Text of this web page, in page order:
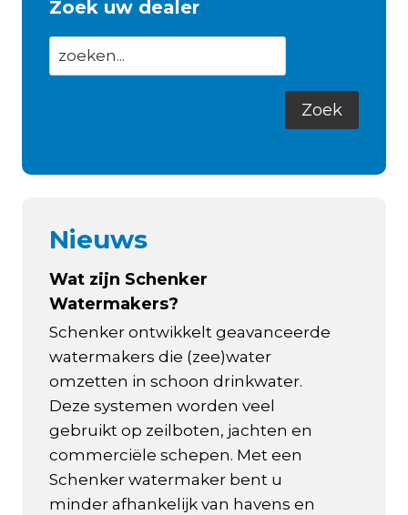
Zoek uw dealer
Nieuws
Wat zijn Schenker
Watermakers?
Schenker ontwikkelt geavanceerde
watermakers die (zee)water
omzetten in schoon drinkwater.
Deze systemen worden veel
gebruikt op zeilboten, jachten en
commerciële schepen. Met een
Schenker watermaker bent u
minder afhankelijk van havens en